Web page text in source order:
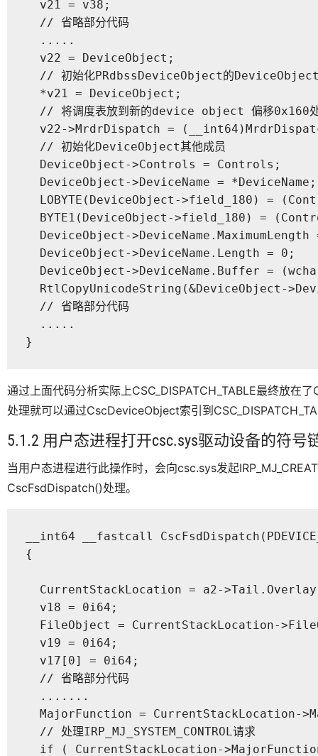
  v21 = v38;
  // 省略部分代码
  .....
  v22 = DeviceObject;
// 初始化PRdbssDeviceObject的DeviceObject
  *v21 = DeviceObject;
// 将调度表放到新的device object 偏移0x160
v22->MrdrDispatch =
  // 初始化DeviceObject其他成员
  DeviceObject->Controls = Controls;
  DeviceObject->DeviceName = *DeviceName;
LOBYTE(DeviceObject->field_180) =
BYTE1(DeviceObject->field_180) =
DeviceObject->DeviceName.MaximumLength
  DeviceObject->DeviceName.Length = 0;
DeviceObject->DeviceName.Buffer =
RtlCopyUnicodeString(&DeviceObject-
  // 省略部分代码
  .....
}
通过上面代码分析实际上CSC_DISPATCH_TABLE最终放
处理就可以通过CscDeviceObject索引到
5.1.2 用户态进程打开csc.sys驱动设备的符
当用户态进程进行此操作时，会向csc.sys发起
CscFsdDispatch()处理。
__int64 __fastcall
{
CurrentStackLocation = a2-
  v18 = 0i64;
FileObject = CurrentStackLocation-
  v19 = 0i64;
  v17[0] = 0i64;
  // 省略部分代码
  .......
MajorFunction = CurrentStackLocation-
  // 处理IRP_MJ_SYSTEM_CONTROL请求
if ( CurrentStackLocation-